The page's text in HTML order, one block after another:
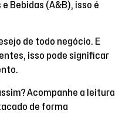
Bebidas (A&B), isso é
de todo negócio. E
isso pode significar
Acompanhe a leitura
de forma